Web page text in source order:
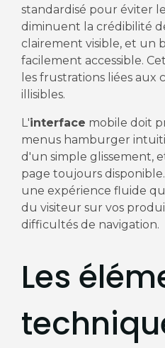
standardisé pour éviter
diminuent la crédibilité
clairement visible, et un
facilement accessible.
les frustrations liées aux
illisibles.
L'interface mobile doit
menus hamburger
d'un simple glissement,
page toujours
une expérience fluide
du visiteur sur vos
difficultés de navigation.
Les